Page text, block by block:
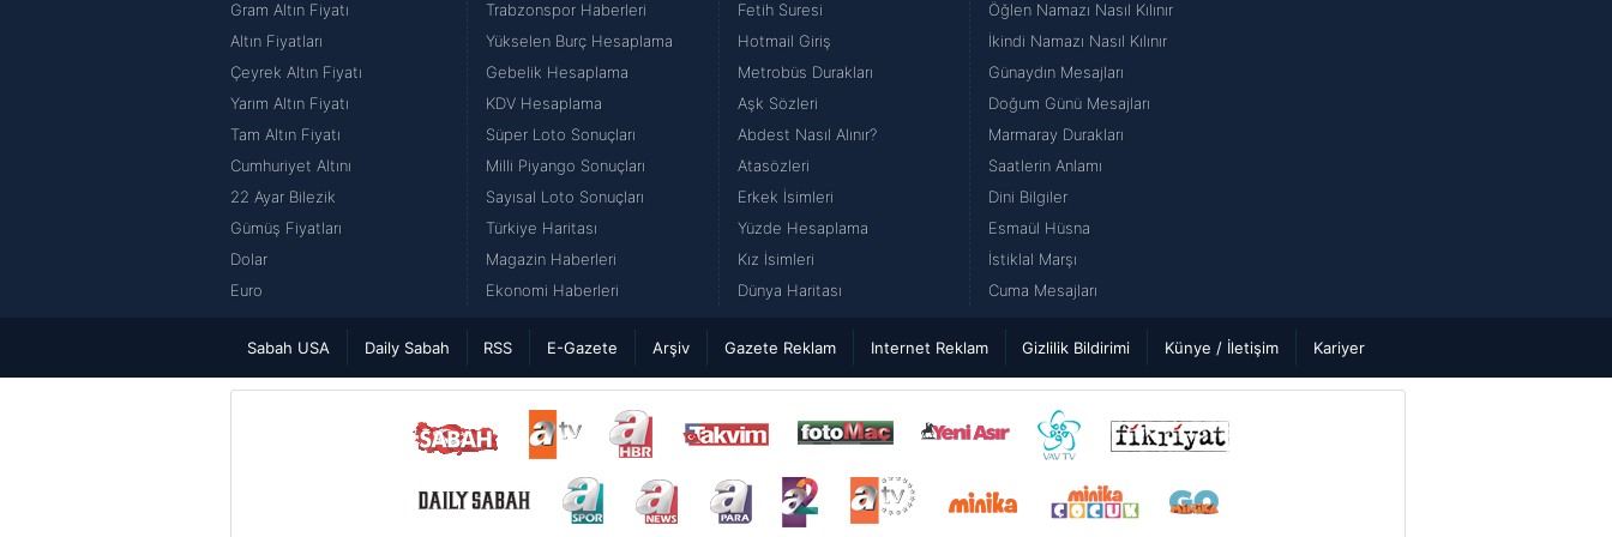
Gram Altın Fiyatı
Altın Fiyatları
Çeyrek Altın Fiyatı
Yarım Altın Fiyatı
Tam Altın Fiyatı
Cumhuriyet Altını
22 Ayar Bilezik
Gümüş Fiyatları
Dolar
Euro
Trabzonspor Haberleri
Yükselen Burç Hesaplama
Gebelik Hesaplama
KDV Hesaplama
Süper Loto Sonuçları
Milli Piyango Sonuçları
Sayısal Loto Sonuçları
Türkiye Haritası
Magazin Haberleri
Ekonomi Haberleri
Fetih Suresi
Hotmail Giriş
Metrobüs Durakları
Aşk Sözleri
Abdest Nasıl Alınır?
Atasözleri
Erkek İsimleri
Yüzde Hesaplama
Kız İsimleri
Dünya Haritası
Öğlen Namazı Nasıl Kılınır
İkindi Namazı Nasıl Kılınır
Günaydın Mesajları
Doğum Günü Mesajları
Marmaray Durakları
Saatlerin Anlamı
Dini Bilgiler
Esmaül Hüsna
İstiklal Marşı
Cuma Mesajları
Sabah USA Daily Sabah RSS E-Gazete Arşiv Gazete Reklam Internet Reklam Gizlilik Bildirimi Künye / İletişim Kariyer